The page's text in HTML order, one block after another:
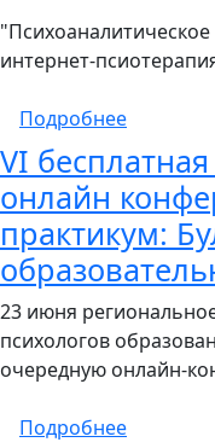
интернет-
Подробнеео
VI
онлайн
практикум:
23 июня
психологов
очередную онлайн-
Подробнеео VI